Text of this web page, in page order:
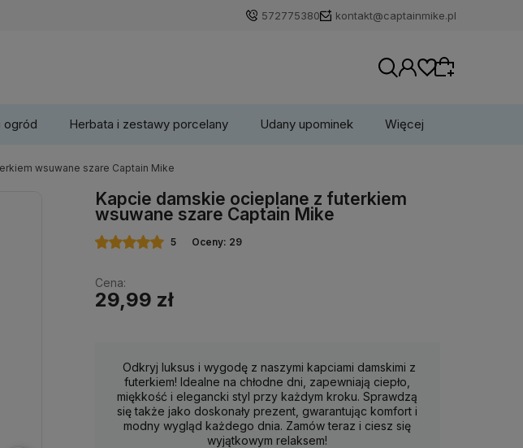
572775380 kontakt@captainmike.pl
Wybierz coś dla siebie z naszej aktualnej
oferty lub zaloguj się, aby przywrócić dodane
produkty do listy z poprzedniej sesji.
ogród Herbata i zestawy porcelany Udany upominek Więcej
wsuwane szare Captain Mike
Kapcie damskie ocieplane z futerkiem
wsuwane szare Captain Mike
5 Oceny: 29
Cena:
29,99 zł
Odkryj luksus i wygodę z naszymi kapciami damskimi z
futerkiem! Idealne na chłodne dni, zapewniają ciepło,
miękkość i elegancki styl przy każdym kroku. Sprawdzą
się także jako doskonały prezent, gwarantując komfort i
modny wygląd każdego dnia. Zamów teraz i ciesz się
wyjątkowym relaksem!